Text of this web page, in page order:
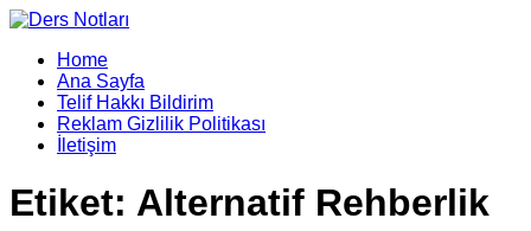
Home
Ana Sayfa
Telif Hakkı Bildirim
Reklam Gizlilik Politikası
İletişim
Etiket: Alternatif Rehberlik